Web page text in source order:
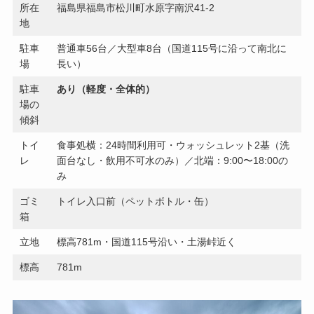
所在
地
福島県福島市松川町水原字南沢41-2
駐車
場
普通車56台／大型車8台（国道115号に沿って南北に
長い）
駐車
場の
傾斜
あり（軽度・全体的）
トイ
レ
食事処横：24時間利用可・ウォッシュレット2基（洗
面台なし・飲用不可水のみ）／北端：9:00〜18:00の
み
ゴミ
箱
トイレ入口前（ペットボトル・缶）
立地 標高781m・国道115号沿い・土湯峠近く
標高 781m